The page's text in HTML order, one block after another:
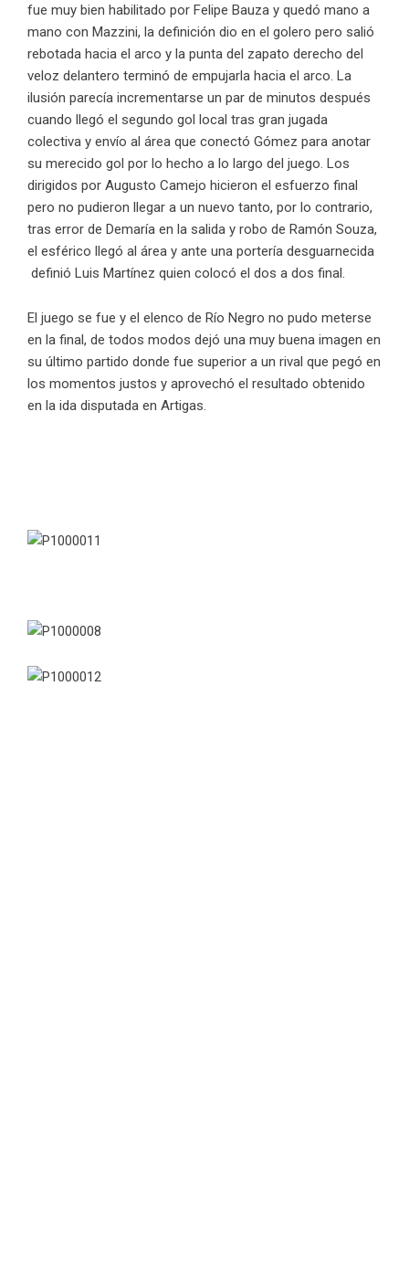
fue muy bien habilitado por Felipe Bauza y quedó mano a
mano con Mazzini, la definición dio en el golero pero salió
rebotada hacia el arco y la punta del zapato derecho del
veloz delantero terminó de empujarla hacia el arco. La
ilusión parecía incrementarse un par de minutos después
cuando llegó el segundo gol local tras gran jugada
colectiva y envío al área que conectó Gómez para anotar
su merecido gol por lo hecho a lo largo del juego. Los
dirigidos por Augusto Camejo hicieron el esfuerzo final
pero no pudieron llegar a un nuevo tanto, por lo contrario,
tras error de Demaría en la salida y robo de Ramón Souza,
el esférico llegó al área y ante una portería desguarnecida
definió Luis Martínez quien colocó el dos a dos final.
El juego se fue y el elenco de Río Negro no pudo meterse
en la final, de todos modos dejó una muy buena imagen en
su último partido donde fue superior a un rival que pegó en
los momentos justos y aprovechó el resultado obtenido
en la ida disputada en Artigas.